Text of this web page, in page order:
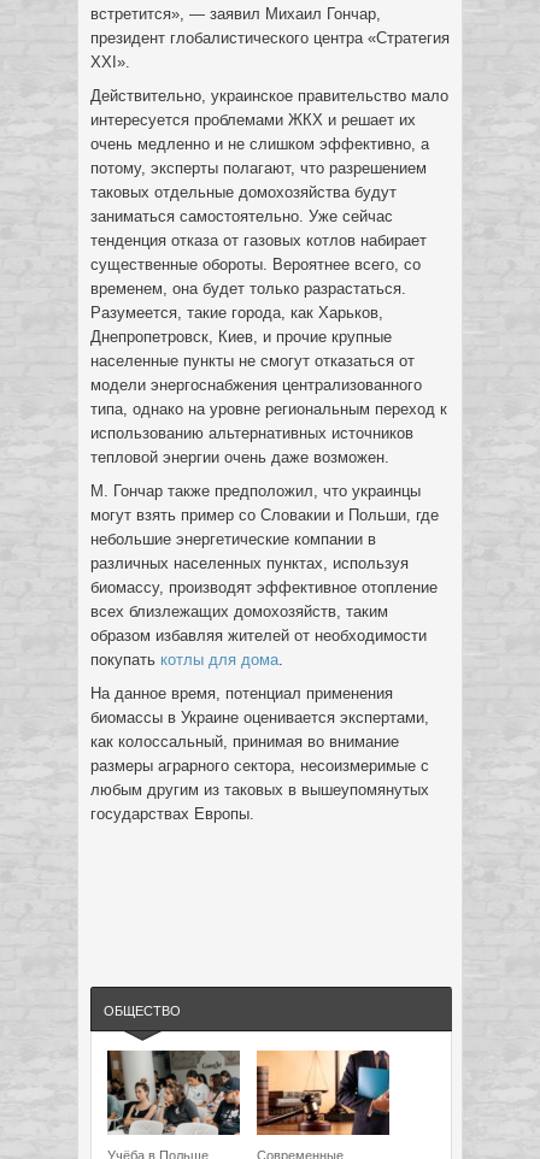
встретится», — заявил Михаил Гончар,
президент глобалистического центра «Стратегия
ХХI».
Действительно, украинское правительство мало
интересуется проблемами ЖКХ и решает их
очень медленно и не слишком эффективно, а
потому, эксперты полагают, что разрешением
таковых отдельные домохозяйства будут
заниматься самостоятельно. Уже сейчас
тенденция отказа от газовых котлов набирает
существенные обороты. Вероятнее всего, со
временем, она будет только разрастаться.
Разумеется, такие города, как Харьков,
Днепропетровск, Киев, и прочие крупные
населенные пункты не смогут отказаться от
модели энергоснабжения централизованного
типа, однако на уровне региональным переход к
использованию альтернативных источников
тепловой энергии очень даже возможен.
М. Гончар также предположил, что украинцы
могут взять пример со Словакии и Польши, где
небольшие энергетические компании в
различных населенных пунктах, используя
биомассу, производят эффективное отопление
всех близлежащих домохозяйств, таким
образом избавляя жителей от необходимости
покупать котлы для дома.
На данное время, потенциал применения
биомассы в Украине оценивается экспертами,
как колоссальный, принимая во внимание
размеры аграрного сектора, несоизмеримые с
любым другим из таковых в вышеупомянутых
государствах Европы.
ОБЩЕСТВО
Учёба в Польше Современные